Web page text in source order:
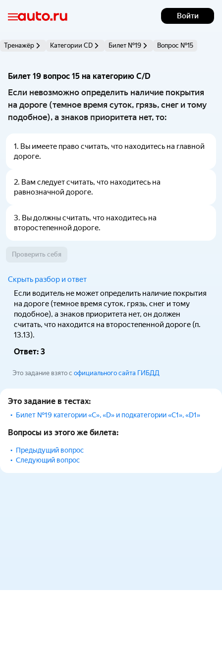
Войти
Тренажёр Категории CD Билет №19 Вопрос №15
Билет 19 вопрос 15 на категорию C/D
Если невозможно определить наличие покрытия
на дороге (темное время суток, грязь, снег и тому
подобное), а знаков приоритета нет, то:
1. Вы имеете право считать, что находитесь на главной
дороге.
2. Вам следует считать, что находитесь на
равнозначной дороге.
3. Вы должны считать, что находитесь на
второстепенной дороге.
Проверить себя
Скрыть разбор и ответ
Если водитель не может определить наличие покрытия
на дороге (темное время суток, грязь, снег и тому
подобное), а знаков приоритета нет, он должен
считать, что находится на второстепенной дороге (п.
13.13).
Ответ: 3
Это задание взято с официального сайта ГИБДД
Это задание в тестах:
Билет №19 категории «С», «D» и подкатегории «С1», «D1»
Вопросы из этого же билета:
Предыдущий вопрос
Следующий вопрос